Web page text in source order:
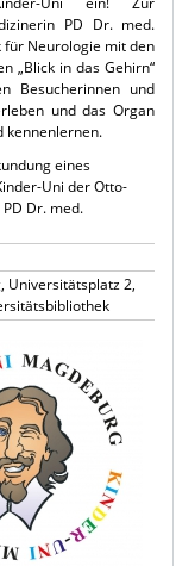
PD Dr. med.
für Neurologie mit den
„Blick in das Gehirn“
Besucherinnen und
und das Organ
kennenlernen.
eines
Uni der Otto-
Dr. med.
Universitätsplatz 2,